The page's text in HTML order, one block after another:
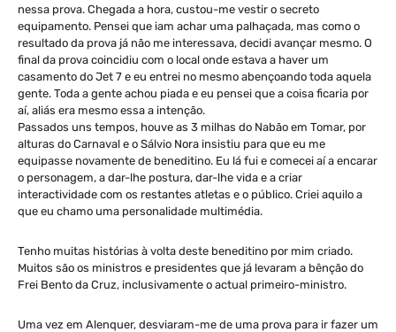
nessa prova. Chegada a hora, custou-me vestir o secreto
equipamento. Pensei que iam achar uma palhaçada, mas como o
resultado da prova já não me interessava, decidi avançar mesmo. O
final da prova coincidiu com o local onde estava a haver um
casamento do Jet 7 e eu entrei no mesmo abençoando toda aquela
gente. Toda a gente achou piada e eu pensei que a coisa ficaria por
aí, aliás era mesmo essa a intenção.
Passados uns tempos, houve as 3 milhas do Nabão em Tomar, por
alturas do Carnaval e o Sálvio Nora insistiu para que eu me
equipasse novamente de beneditino. Eu lá fui e comecei aí a encarar
o personagem, a dar-lhe postura, dar-lhe vida e a criar
interactividade com os restantes atletas e o público. Criei aquilo a
que eu chamo uma personalidade multimédia.
Tenho muitas histórias à volta deste beneditino por mim criado.
Muitos são os ministros e presidentes que já levaram a bênção do
Frei Bento da Cruz, inclusivamente o actual primeiro-ministro.
Uma vez em Alenquer, desviaram-me de uma prova para ir fazer um